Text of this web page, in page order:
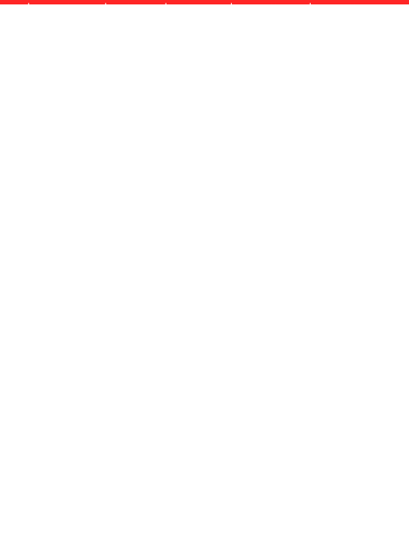
2013 avril 2013 avril 2013 octobre 2011 octobre 2011 mai 2011